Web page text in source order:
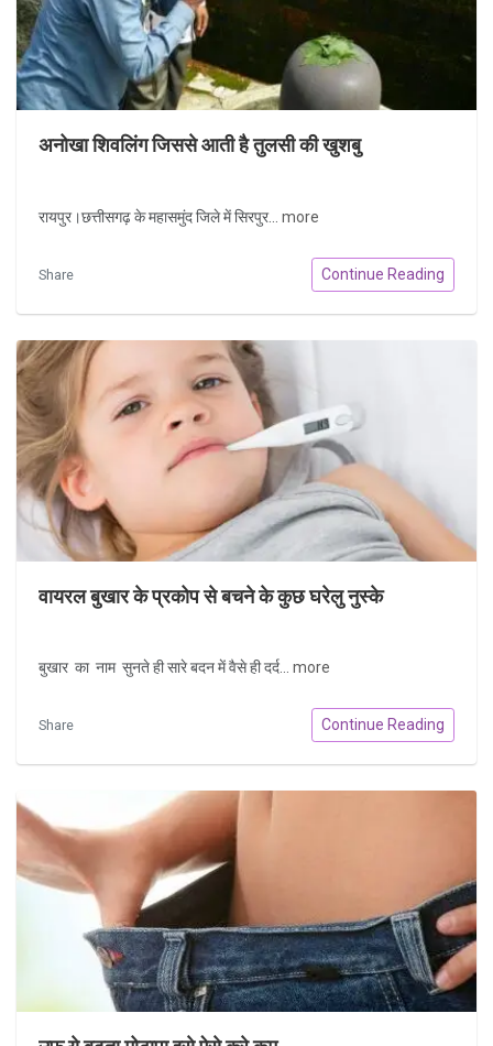
अनोखा शिवलिंग जिससे आती है तुलसी की खुशबु
रायपुर।छत्तीसगढ़ के महासमुंद जिले में सिरपुर... more
Share Continue Reading
वायरल बुखार के प्रकोप से बचने के कुछ घरेलु नुस्के
बुखार का नाम सुनते ही सारे बदन में वैसे ही दर्द... more
Share Continue Reading